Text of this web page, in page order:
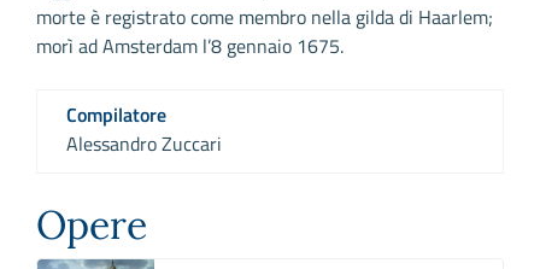
morte è registrato come membro nella gilda di Haarlem;
morì ad Amsterdam l’8 gennaio 1675.
Compilatore
Alessandro Zuccari
Opere